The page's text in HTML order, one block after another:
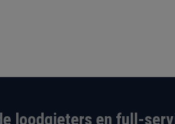
loodgieters en full-